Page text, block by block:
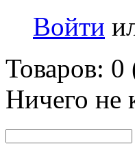
Войти
Товаров: 0
Ничего не